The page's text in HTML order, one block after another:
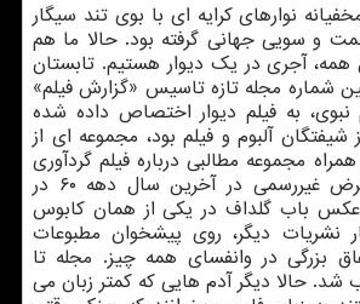
نوارهای کرایه ای با بوی تند سیگار
و سویی جهانی گرفته بود. حالا ما هم
آجری در یک دیوار هستیم. تابستان
شماره مجله تازه تاسیس «گزارش فیلم»
نبوی، به فیلم دیوار اختصاص داده شده
آلبوم و فیلم بود، مجموعه ای از
مجموعه مطالبی درباره فیلم گردآوری
کرده بود، نگاه معترض غیررسمی در آخرین سال دهه ۶۰ در
سال ۱۳۶۹با عکس باب گلداف در یکی از همان کابوس
نشریات دیگر، روی پیشخوان مطبوعات
بزرگی در وانفسای همه چیز. مجله تا
شد. حالا دیگر آدم هایی که کمتر زبان می